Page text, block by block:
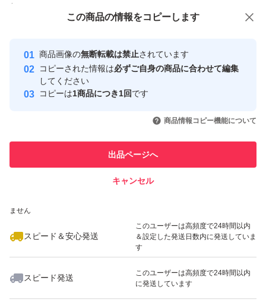
付与しています
安心取引出品者
心・安全なユーザーです
取引実績
引を完了させた実績があります
での取引実績があります
ません
スピード＆安心発送
このユーザーは高頻度で24時間以内
＆設定した発送日数内に発送していま
す
スピード発送
このユーザーは高頻度で24時間以内
に発送しています
この商品の情報をコピーします
商品画像の無断転載は禁止されています
コピーされた情報は必ずご自身の商品に合わせて編集
してください
コピーは1商品につき1回です
商品情報コピー機能について
出品ページへ
キャンセル
この商品をみている人にオススメ
いいね！
590